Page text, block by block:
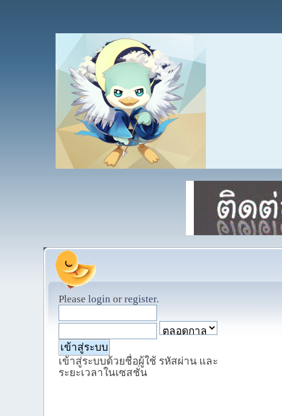
Please login or register.
เข้าสู่ระบบด้วยชื่อผู้ใช้ รหัสผ่าน และ
ระยะเวลาในเซสชั่น